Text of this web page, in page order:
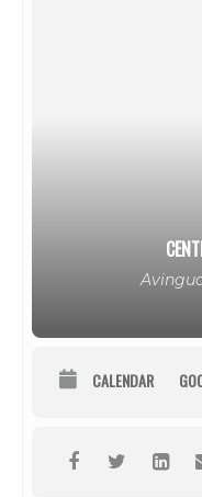
CALENDAR